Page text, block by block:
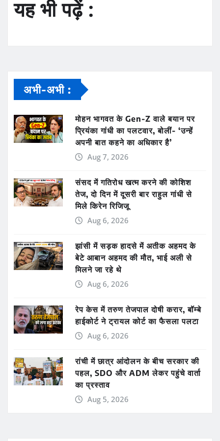
यह भी पढ़ें :
अभी-अभी :
मोहन भागवत के Gen-Z वाले बयान पर
प्रियंका गांधी का पलटवार, बोलीं- ‘उन्हें
अपनी बात कहने का अधिकार है’
Aug 7, 2026
संसद में गतिरोध खत्म करने की कोशिश
तेज, दो दिन में दूसरी बार राहुल गांधी से
मिले किरेन रिजिजू
Aug 6, 2026
झांसी में सड़क हादसे में अतीक अहमद के
बेटे आबान अहमद की मौत, भाई अली से
मिलने जा रहे थे
Aug 6, 2026
रेप केस में तरुण तेजपाल दोषी करार, बॉम्बे
हाईकोर्ट ने ट्रायल कोर्ट का फैसला पलटा
Aug 6, 2026
रांची में छात्र आंदोलन के बीच सरकार की
पहल, SDO और ADM लेकर पहुंचे वार्ता
का प्रस्ताव
Aug 5, 2026